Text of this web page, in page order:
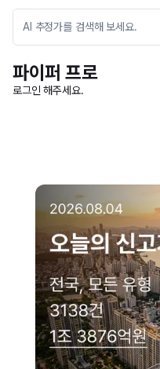
파이퍼 프로
로그인 해주세요.
네이버
현재 네이버 지도 연결이 원
이용에 불